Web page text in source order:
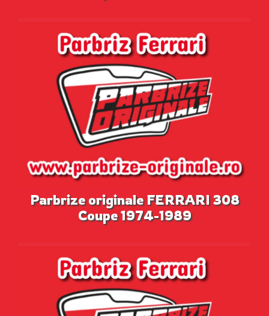
Parbrize originale FERRARI 308
Coupe 1974-1989